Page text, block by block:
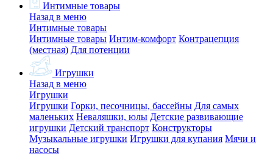
Интимные товары
Назад в меню
Интимные товары
Интимные товары Интим-комфорт Контрацепция
(местная) Для потенции
Игрушки
Назад в меню
Игрушки
Игрушки Горки, песочницы, бассейны Для самых
маленьких Неваляшки, юлы Детские развивающие
игрушки Детский транспорт Конструкторы
Музыкальные игрушки Игрушки для купания Мячи и
насосы